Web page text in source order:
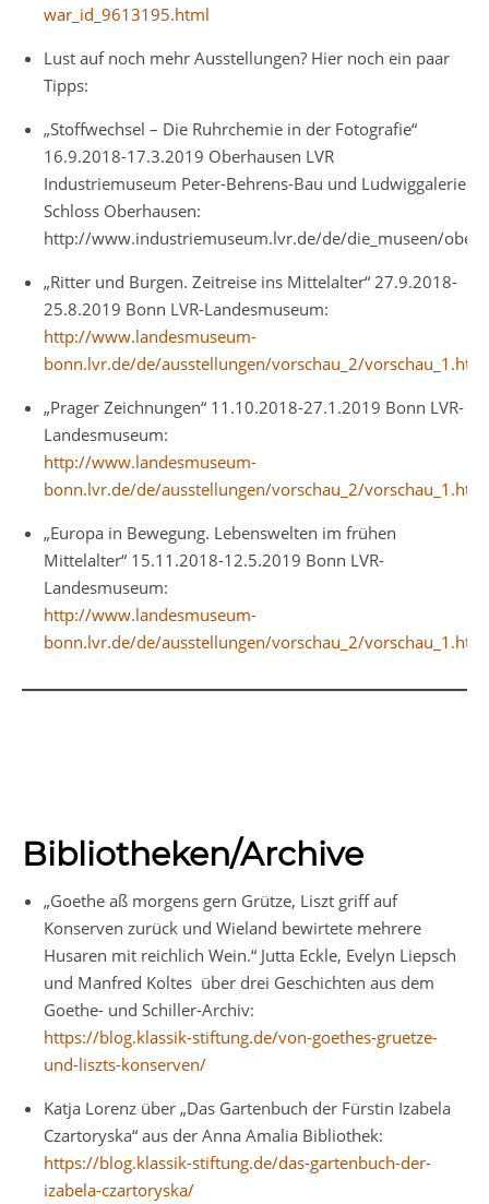
war_id_9613195.html
Lust auf noch mehr Ausstellungen? Hier noch ein paar
Tipps:
„Stoffwechsel – Die Ruhrchemie in der Fotografie“
16.9.2018-17.3.2019 Oberhausen LVR
Industriemuseum Peter-Behrens-Bau und Ludwiggalerie
Schloss Oberhausen:
http://www.industriemuseum.lvr.de/de/die_museen/
„Ritter und Burgen. Zeitreise ins Mittelalter“ 27.9.2018-
25.8.2019 Bonn LVR-Landesmuseum:
http://www.landesmuseum-
bonn.lvr.de/de/ausstellungen/vorschau_2/
„Prager Zeichnungen“ 11.10.2018-27.1.2019 Bonn LVR-
Landesmuseum:
http://www.landesmuseum-
bonn.lvr.de/de/ausstellungen/vorschau_2/
„Europa in Bewegung. Lebenswelten im frühen
Mittelalter“ 15.11.2018-12.5.2019 Bonn LVR-
Landesmuseum:
http://www.landesmuseum-
bonn.lvr.de/de/ausstellungen/vorschau_2/
Bibliotheken/Archive
„Goethe aß morgens gern Grütze, Liszt griff auf
Konserven zurück und Wieland bewirtete mehrere
Husaren mit reichlich Wein.“ Jutta Eckle, Evelyn Liepsch
und Manfred Koltes über drei Geschichten aus dem
Goethe- und Schiller-Archiv:
https://blog.klassik-stiftung.de/von-goethes-gruetze-
und-liszts-konserven/
Katja Lorenz über „Das Gartenbuch der Fürstin Izabela
Czartoryska“ aus der Anna Amalia Bibliothek:
https://blog.klassik-stiftung.de/das-gartenbuch-der-
izabela-czartoryska/